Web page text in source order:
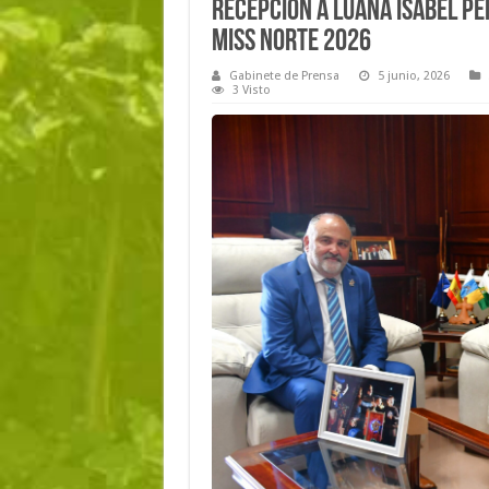
Recepción a Luana Isabel
Miss Norte 2026
Gabinete de Prensa 5 junio, 2026
3 Visto